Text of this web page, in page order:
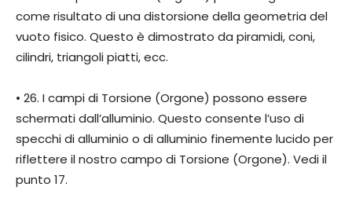
come risultato di una distorsione della geometria del
vuoto fisico. Questo è dimostrato da piramidi, coni,
cilindri, triangoli piatti, ecc.
• 26. I campi di Torsione (Orgone) possono essere
schermati dall’alluminio. Questo consente l’uso di
specchi di alluminio o di alluminio finemente lucido per
riflettere il nostro campo di Torsione (Orgone). Vedi il
punto 17.